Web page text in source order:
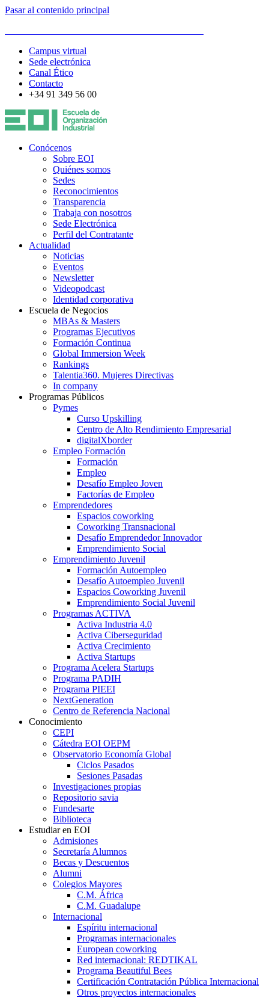
Pasar al contenido principal
Campus virtual
Sede electrónica
Canal Ético
Contacto
+34 91 349 56 00
Conócenos
Sobre EOI
Quiénes somos
Sedes
Reconocimientos
Transparencia
Trabaja con nosotros
Sede Electrónica
Perfil del Contratante
Actualidad
Noticias
Eventos
Newsletter
Videopodcast
Identidad corporativa
Escuela de Negocios
MBAs & Masters
Programas Ejecutivos
Formación Continua
Global Immersion Week
Rankings
Talentia360. Mujeres Directivas
In company
Programas Públicos
Pymes
Curso Upskilling
Centro de Alto Rendimiento Empresarial
digitalXborder
Empleo Formación
Formación
Empleo
Desafío Empleo Joven
Factorías de Empleo
Emprendedores
Espacios coworking
Coworking Transnacional
Desafío Emprendedor Innovador
Emprendimiento Social
Emprendimiento Juvenil
Formación Autoempleo
Desafío Autoempleo Juvenil
Espacios Coworking Juvenil
Emprendimiento Social Juvenil
Programas ACTIVA
Activa Industria 4.0
Activa Ciberseguridad
Activa Crecimiento
Activa Startups
Programa Acelera Startups
Programa PADIH
Programa PIEEI
NextGeneration
Centro de Referencia Nacional
Conocimiento
CEPI
Cátedra EOI OEPM
Observatorio Economía Global
Ciclos Pasados
Sesiones Pasadas
Investigaciones propias
Repositorio savia
Fundesarte
Biblioteca
Estudiar en EOI
Admisiones
Secretaría Alumnos
Becas y Descuentos
Alumni
Colegios Mayores
C.M. África
C.M. Guadalupe
Internacional
Espíritu internacional
Programas internacionales
European coworking
Red internacional: REDTIKAL
Programa Beautiful Bees
Certificación Contratación Pública Internacional
Otros proyectos internacionales